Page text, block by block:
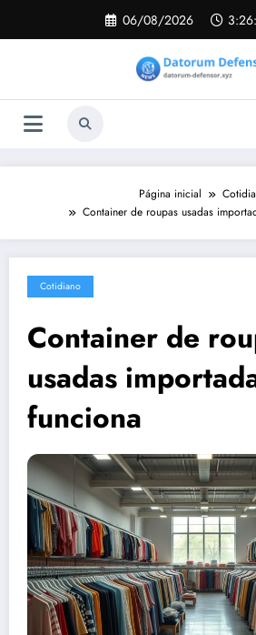
o
06/08/2026
Página inicial
Container de roupas usadas
Cotidiano
Container de
usadas
funciona